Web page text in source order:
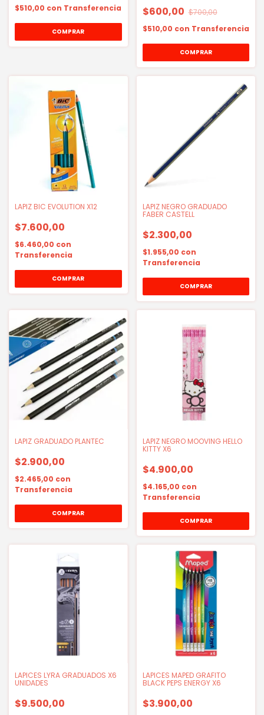
$510,00 con Transferencia $600,00 $700,00
$510,00 con Transferencia
LAPIZ BIC EVOLUTION X12
$7.600,00
$6.460,00 con
Transferencia
LAPIZ NEGRO GRADUADO
FABER CASTELL
$2.300,00
$1.955,00 con
Transferencia
COMPRAR
LAPIZ GRADUADO PLANTEC
$2.900,00
$2.465,00 con
Transferencia
COMPRAR
LAPIZ NEGRO MOOVING HELLO
KITTY X6
$4.900,00
$4.165,00 con
Transferencia
LAPICES LYRA GRADUADOS X6
UNIDADES
$9.500,00
LAPICES MAPED GRAFITO
BLACK PEPS ENERGY X6
$3.900,00